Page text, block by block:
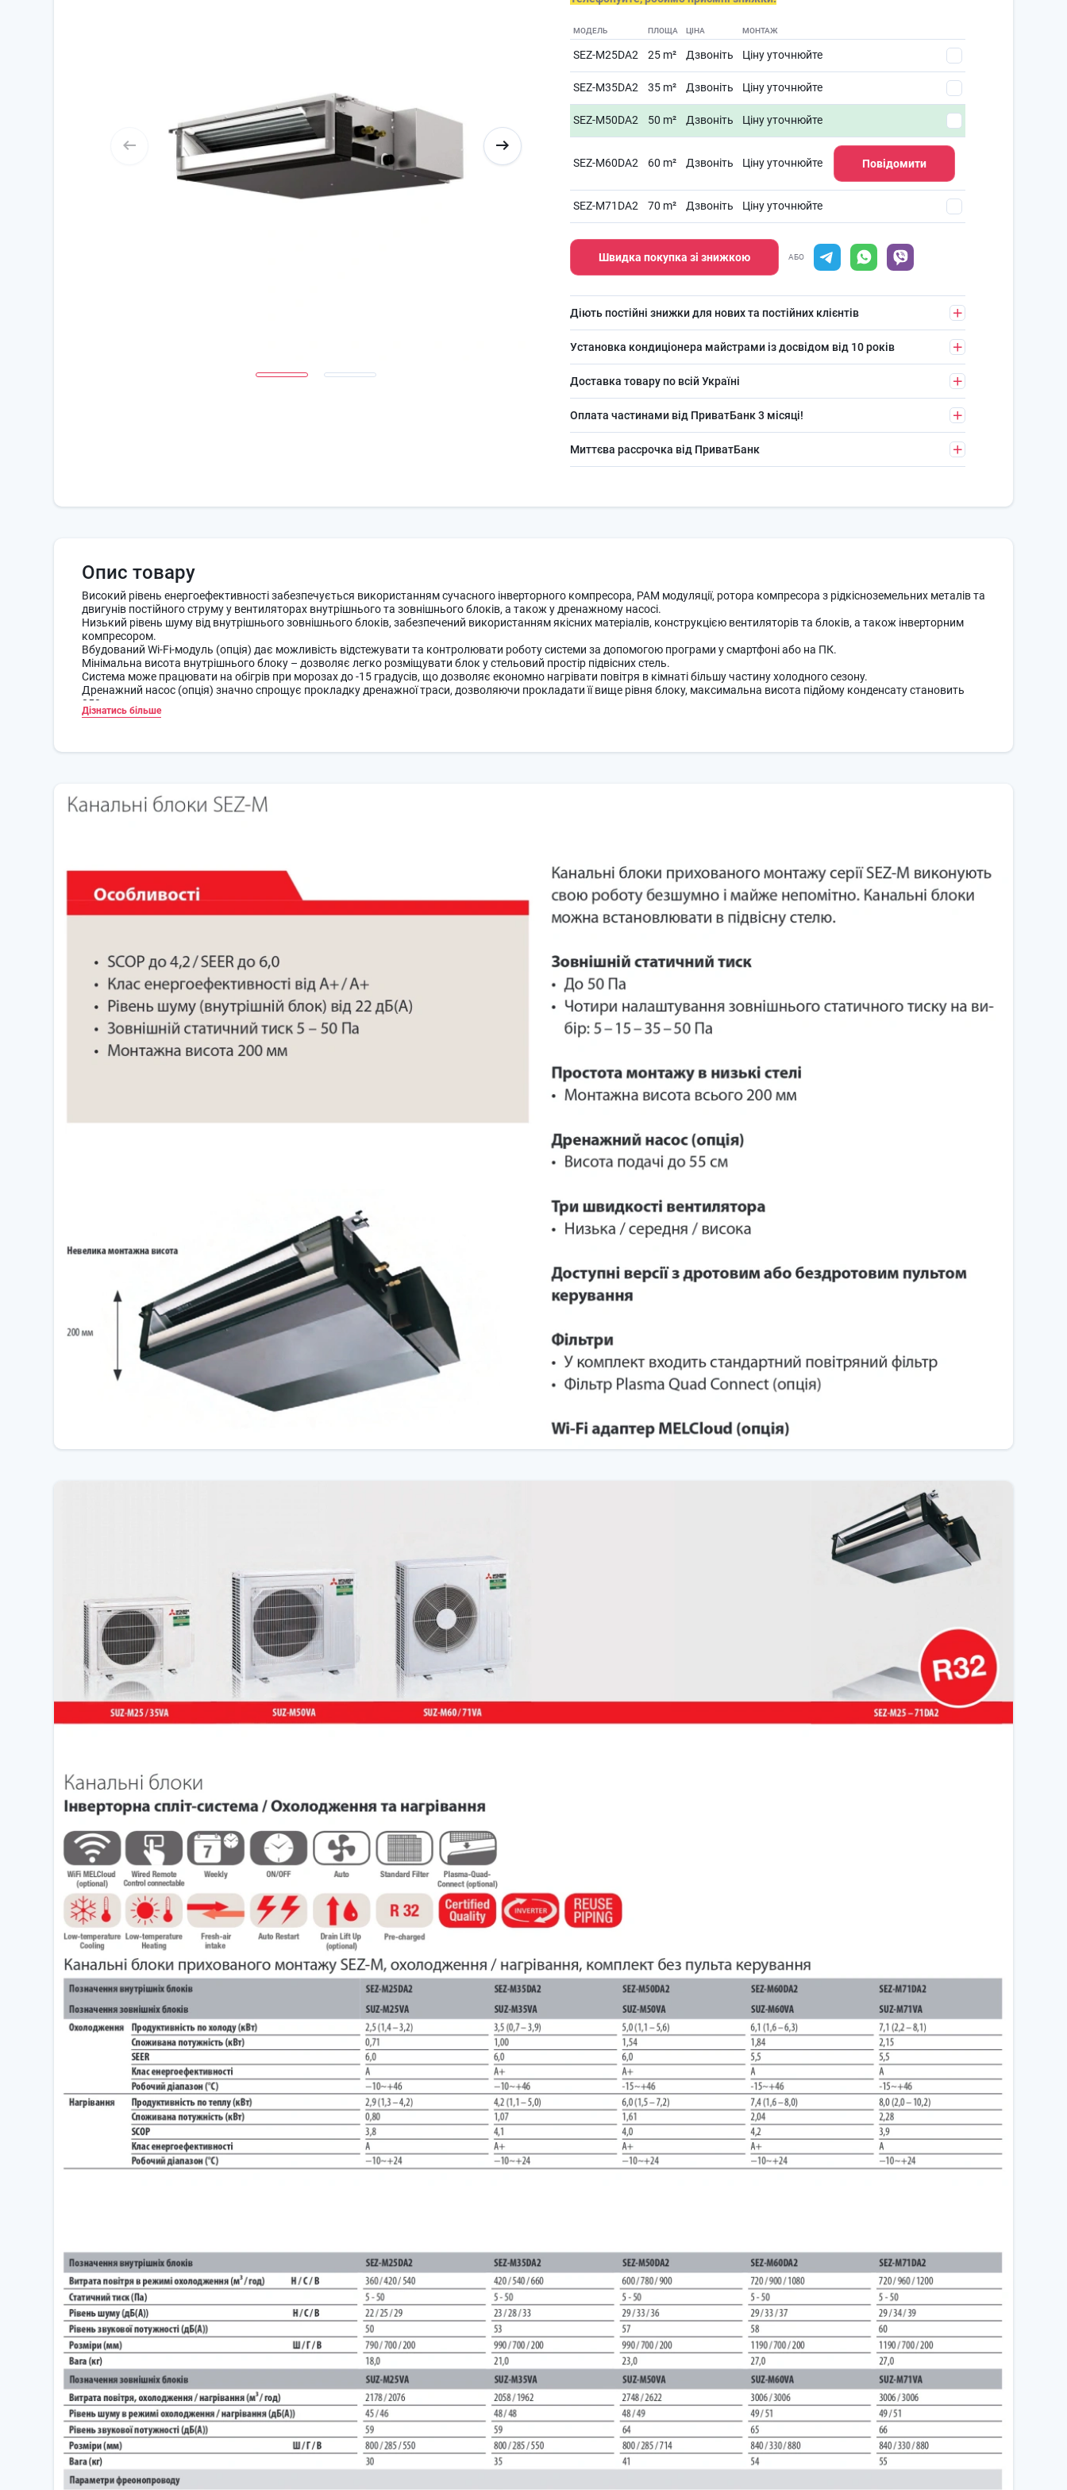
МОДЕЛЬ ПЛОЩА ЦІНА МОНТАЖ
SEZ-M25DA2 25 m² Дзвоніть Ціну уточнюйте
SEZ-M35DA2 35 m² Дзвоніть Ціну уточнюйте
SEZ-M50DA2 50 m² Дзвоніть Ціну уточнюйте
SEZ-M60DA2 60 m² Дзвоніть Ціну уточнюйте Повідомити
SEZ-M71DA2 70 m² Дзвоніть Ціну уточнюйте
Швидка покупка зі знижкою АБО
Діють постійні знижки для нових та постійних клієнтів
Установка кондиціонера майстрами із досвідом від 10 років
Доставка товару по всій Україні
Оплата частинами від ПриватБанк 3 місяці!
Миттєва рассрочка від ПриватБанк
Опис товару
Високий рівень енергоефективності забезпечується використанням сучасного інверторного компресора, РАМ модуляції, ротора компресора з рідкісноземельних металів та
двигунів постійного струму у вентиляторах внутрішнього та зовнішнього блоків, а також у дренажному насосі.
Низький рівень шуму від внутрішнього зовнішнього блоків, забезпечений використанням якісних матеріалів, конструкцією вентиляторів та блоків, а також інверторним
компресором.
Вбудований Wi-Fi-модуль (опція) дає можливість відстежувати та контролювати роботу системи за допомогою програми у смартфоні або на ПК.
Мінімальна висота внутрішнього блоку – дозволяє легко розміщувати блок у стельовий простір підвісних стель.
Система може працювати на обігрів при морозах до -15 градусів, що дозволяє економно нагрівати повітря в кімнаті більшу частину холодного сезону.
Дренажний насос (опція) значно спрощує прокладку дренажної траси, дозволяючи прокладати її вище рівня блоку, максимальна висота підйому конденсату становить
850 мм.
Різьбові з'єднання фреонової траси забезпечують високу швидкість монтажу і виключають витік холодоагенту через неякісне паяння.
Дізнатись більше